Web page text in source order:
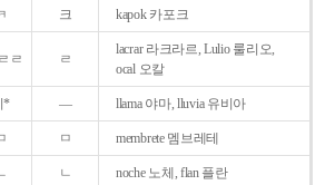
크 kapok 카포크
ㄹ ㄹ
lacrar 라크라르, Lulio 룰리오,
ocal 오칼
* ― llama 야마, lluvia 유비아
ㅁ membrete 멤브레테
ㄴ noche 노체, flan 플란